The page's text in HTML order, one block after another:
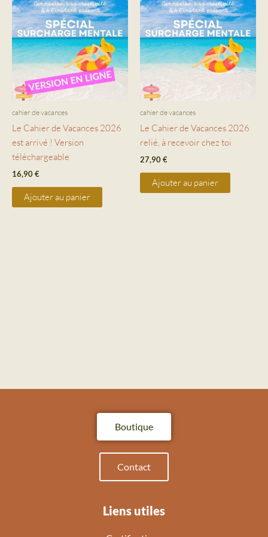
cahier de vacances
Le Cahier de Vacances 2026
est arrivé ! Version
téléchargeable
16,90€
Ajouter au panier
cahier de vacances
Le Cahier de Vacances 2026
relié, à recevoir chez toi
27,90€
Ajouter au panier
Liens utiles
Boutique
Contact